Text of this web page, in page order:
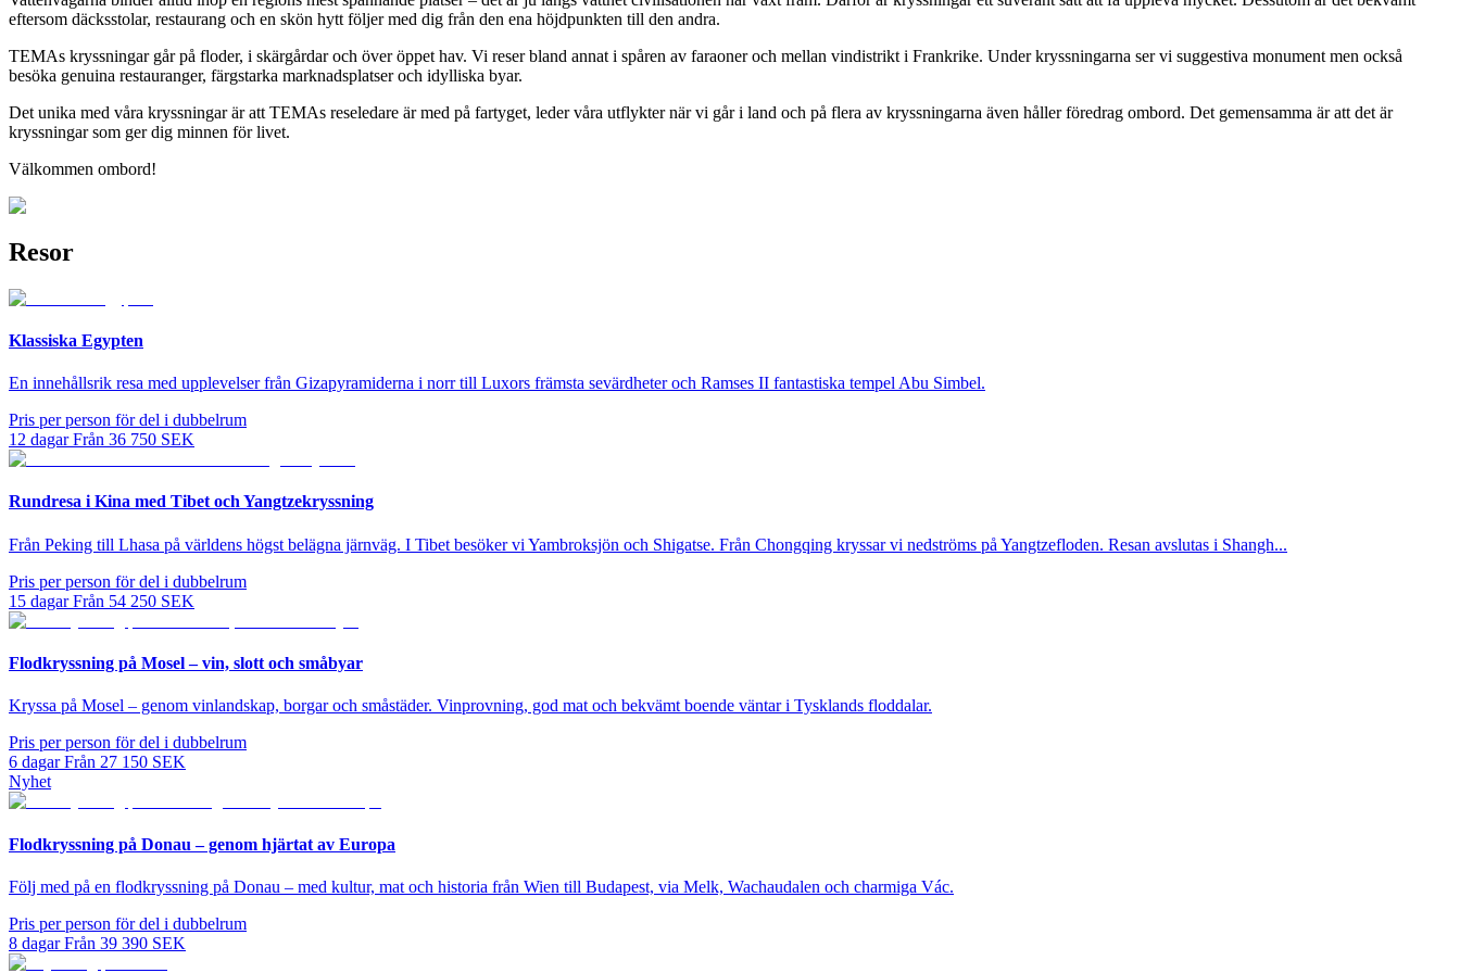
eftersom däcksstolar, restaurang och en skön hytt följer med dig från den ena höjdpunkten till den andra.
TEMAs kryssningar går på floder, i skärgårdar och över öppet hav. Vi reser bland annat i spåren av faraoner och mellan vindistrikt i Frankrike. Under kryssningarna ser vi suggestiva monument men också
besöka genuina restauranger, färgstarka marknadsplatser och idylliska byar.
Det unika med våra kryssningar är att TEMAs reseledare är med på fartyget, leder våra utflykter när vi går i land och på flera av kryssningarna även håller föredrag ombord. Det gemensamma är att det är
kryssningar som ger dig minnen för livet.
Välkommen ombord!
Resor
Klassiska Egypten
En innehållsrik resa med upplevelser från Gizapyramiderna i norr till Luxors främsta sevärdheter och Ramses II fantastiska tempel Abu Simbel.
Pris per person för del i dubbelrum
12 dagar Från 36 750 SEK
Rundresa i Kina med Tibet och Yangtzekryssning
Från Peking till Lhasa på världens högst belägna järnväg. I Tibet besöker vi Yambroksjön och Shigatse. Från Chongqing kryssar vi nedströms på Yangtzefloden. Resan avslutas i Shangh...
Pris per person för del i dubbelrum
15 dagar Från 54 250 SEK
Flodkryssning på Mosel – vin, slott och småbyar
Kryssa på Mosel – genom vinlandskap, borgar och småstäder. Vinprovning, god mat och bekvämt boende väntar i Tysklands floddalar.
Pris per person för del i dubbelrum
6 dagar Från 27 150 SEK
Nyhet
Flodkryssning på Donau – genom hjärtat av Europa
Följ med på en flodkryssning på Donau – med kultur, mat och historia från Wien till Budapest, via Melk, Wachaudalen och charmiga Vác.
Pris per person för del i dubbelrum
8 dagar Från 39 390 SEK